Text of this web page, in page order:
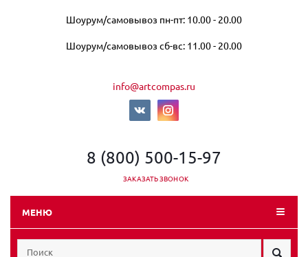
Шоурум/самовывоз пн-пт: 10.00 - 20.00
Шоурум/самовывоз сб-вс: 11.00 - 20.00
info@artcompas.ru
8 (800) 500-15-97
ЗАКАЗАТЬ ЗВОНОК
МЕНЮ